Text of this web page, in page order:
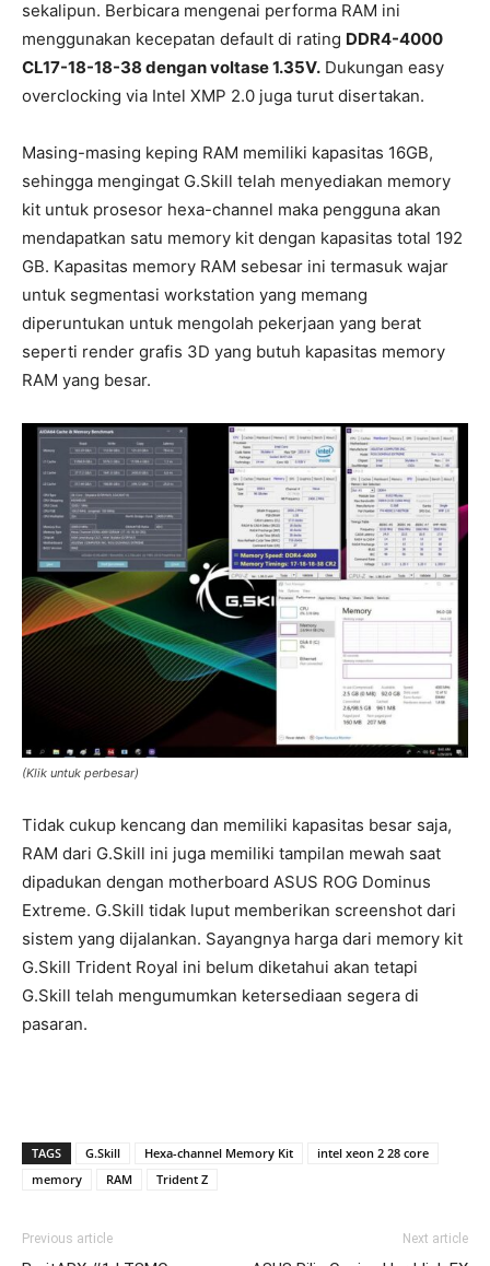
sekalipun. Berbicara mengenai performa RAM ini
menggunakan kecepatan default di rating DDR4-4000
CL17-18-18-38 dengan voltase 1.35V. Dukungan easy
overclocking via Intel XMP 2.0 juga turut disertakan.
Masing-masing keping RAM memiliki kapasitas 16GB,
sehingga mengingat G.Skill telah menyediakan memory
kit untuk prosesor hexa-channel maka pengguna akan
mendapatkan satu memory kit dengan kapasitas total 192
GB. Kapasitas memory RAM sebesar ini termasuk wajar
untuk segmentasi workstation yang memang
diperuntukan untuk mengolah pekerjaan yang berat
seperti render grafis 3D yang butuh kapasitas memory
RAM yang besar.
(Klik untuk perbesar)
Tidak cukup kencang dan memiliki kapasitas besar saja,
RAM dari G.Skill ini juga memiliki tampilan mewah saat
dipadukan dengan motherboard ASUS ROG Dominus
Extreme. G.Skill tidak luput memberikan screenshot dari
sistem yang dijalankan. Sayangnya harga dari memory kit
G.Skill Trident Royal ini belum diketahui akan tetapi
G.Skill telah mengumumkan ketersediaan segera di
pasaran.
TAGS G.Skill Hexa-channel Memory Kit
intel xeon 2 28 core
memory
RAM Trident Z
Previous article Next article